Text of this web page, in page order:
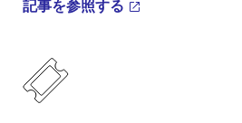
記事を参照する